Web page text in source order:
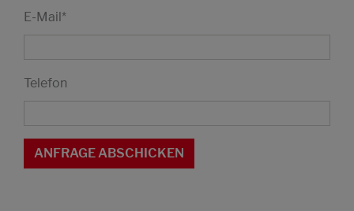
E-Mail*
Telefon